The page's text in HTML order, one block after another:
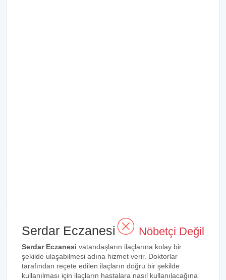
Serdar Eczanesi Nöbetçi Değil
Serdar Eczanesi vatandaşların ilaçlarına kolay bir
şekilde ulaşabilmesi adına hizmet verir. Doktorlar
tarafından reçete edilen ilaçların doğru bir şekilde
kullanılması için ilaçların hastalara nasıl kullanılacağına